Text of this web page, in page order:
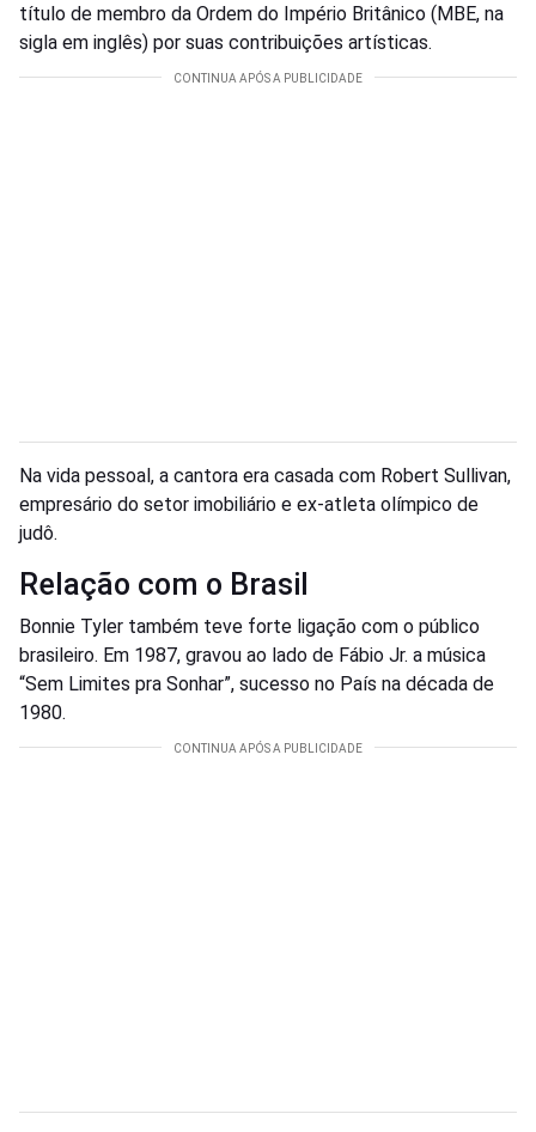
título de membro da Ordem do Império Britânico (MBE, na
sigla em inglês) por suas contribuições artísticas.
Na vida pessoal, a cantora era casada com Robert Sullivan,
empresário do setor imobiliário e ex-atleta olímpico de
judô.
Relação com o Brasil
Bonnie Tyler também teve forte ligação com o público
brasileiro. Em 1987, gravou ao lado de Fábio Jr. a música
“Sem Limites pra Sonhar”, sucesso no País na década de
1980.